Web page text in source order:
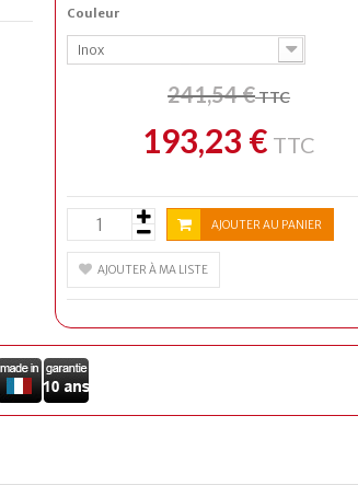
Couleur
Inox
241,54 €TTC
193,23 € TTC
AJOUTER AU PANIER
AJOUTER À MA LISTE